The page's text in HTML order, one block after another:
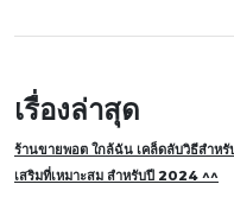
เรื่องล่าสุด
ร้านขายพอต ใกล้ฉัน เคล็ดลับวิธีสำหรั
เสริมที่เหมาะสม สำหรับปี 2024 ^^